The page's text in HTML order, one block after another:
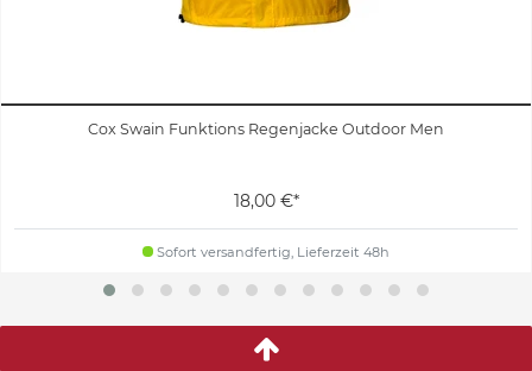
Cox Swain Funktions Regenjacke Outdoor Men
18,00 €*
Sofort versandfertig, Lieferzeit 48h